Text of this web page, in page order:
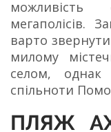
можливість
мегаполісів.
варто
милому
селом,
спільноти
ПЛЯЖ